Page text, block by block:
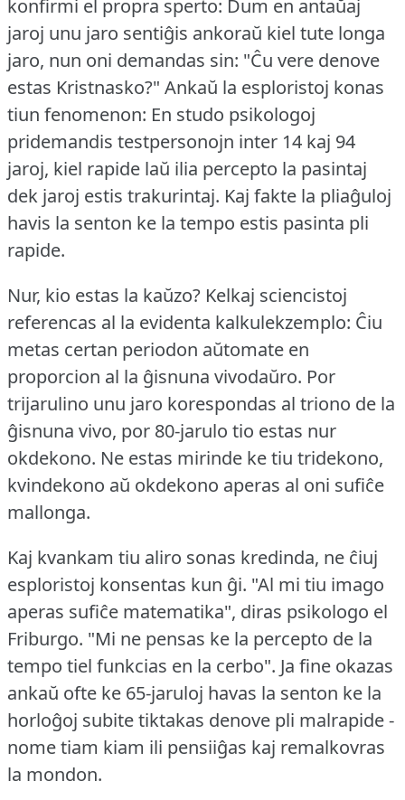
konfirmi el propra sperto: Dum en antaŭaj
jaroj unu jaro sentiĝis ankoraŭ kiel tute longa
jaro, nun oni demandas sin: "Ĉu vere denove
estas Kristnasko?" Ankaŭ la esploristoj konas
tiun fenomenon: En studo psikologoj
pridemandis testpersonojn inter 14 kaj 94
jaroj, kiel rapide laŭ ilia percepto la pasintaj
dek jaroj estis trakurintaj. Kaj fakte la pliaĝuloj
havis la senton ke la tempo estis pasinta pli
rapide.
Nur, kio estas la kaŭzo? Kelkaj sciencistoj
referencas al la evidenta kalkulekzemplo: Ĉiu
metas certan periodon aŭtomate en
proporcion al la ĝisnuna vivodaŭro. Por
trijarulino unu jaro korespondas al triono de la
ĝisnuna vivo, por 80-jarulo tio estas nur
okdekono. Ne estas mirinde ke tiu tridekono,
kvindekono aŭ okdekono aperas al oni sufiĉe
mallonga.
Kaj kvankam tiu aliro sonas kredinda, ne ĉiuj
esploristoj konsentas kun ĝi. "Al mi tiu imago
aperas sufiĉe matematika", diras psikologo el
Friburgo. "Mi ne pensas ke la percepto de la
tempo tiel funkcias en la cerbo". Ja fine okazas
ankaŭ ofte ke 65-jaruloj havas la senton ke la
horloĝoj subite tiktakas denove pli malrapide -
nome tiam kiam ili pensiiĝas kaj remalkovras
la mondon.